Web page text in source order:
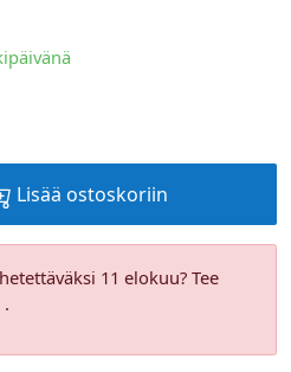
Lisää ostoskoriin
11 elokuu? Tee